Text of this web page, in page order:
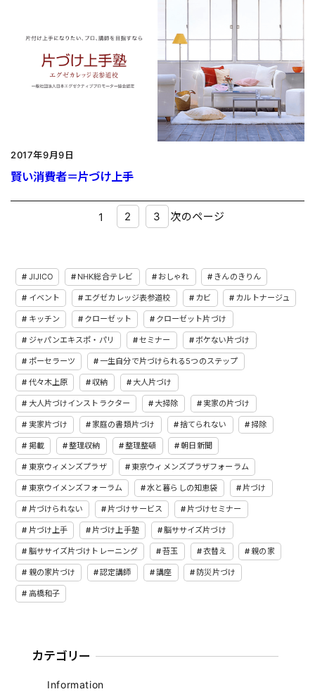
2017年9月9日
賢い消費者＝片づけ上手
1 2 3 次のページ
JIJICO NHK総合テレビ おしゃれ きんのきりん
イベント エグゼカレッジ表参道校 カビ カルトナージュ
キッチン クローゼット クローゼット片づけ
ジャパンエキスポ・パリ セミナー ボケない片づけ
ポーセラーツ 一生自分で片づけられる5つのステップ
代々木上原 収納 大人片づけ
大人片づけインストラクター 大掃除 実家の片づけ
実家片づけ 家庭の書類片づけ 捨てられない 掃除
掲載 整理収納 整理整頓 朝日新聞
東京ウィメンズプラザ 東京ウィメンズプラザフォーラム
東京ウイメンズフォーラム 水と暮らしの知恵袋 片づけ
片づけられない 片づけサービス 片づけセミナー
片づけ上手 片づけ上手塾 脳ササイズ片づけ
脳ササイズ片づけトレーニング 苔玉 衣替え 親の家
親の家片づけ 認定講師 講座 防災片づけ
高橋和子
カテゴリー
Information